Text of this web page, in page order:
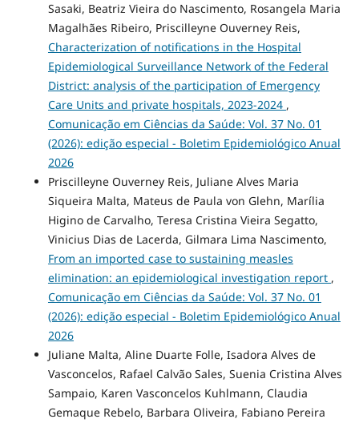
Sasaki, Beatriz Vieira do Nascimento, Rosangela Maria
Magalhães Ribeiro, Priscilleyne Ouverney Reis,
Characterization of notifications in the Hospital
Epidemiological Surveillance Network of the Federal
District: analysis of the participation of Emergency
Care Units and private hospitals, 2023-2024 ,
Comunicação em Ciências da Saúde: Vol. 37 No. 01
(2026): edição especial - Boletim Epidemiológico Anual
2026
Priscilleyne Ouverney Reis, Juliane Alves Maria
Siqueira Malta, Mateus de Paula von Glehn, Marília
Higino de Carvalho, Teresa Cristina Vieira Segatto,
Vinicius Dias de Lacerda, Gilmara Lima Nascimento,
From an imported case to sustaining measles
elimination: an epidemiological investigation report ,
Comunicação em Ciências da Saúde: Vol. 37 No. 01
(2026): edição especial - Boletim Epidemiológico Anual
2026
Juliane Malta, Aline Duarte Folle, Isadora Alves de
Vasconcelos, Rafael Calvão Sales, Suenia Cristina Alves
Sampaio, Karen Vasconcelos Kuhlmann, Claudia
Gemaque Rebelo, Barbara Oliveira, Fabiano Pereira